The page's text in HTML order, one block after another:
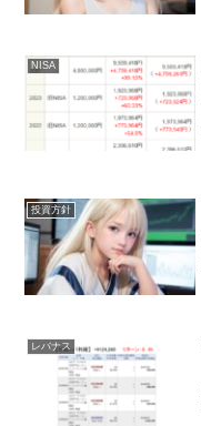
NISA
投資方針
レバナス